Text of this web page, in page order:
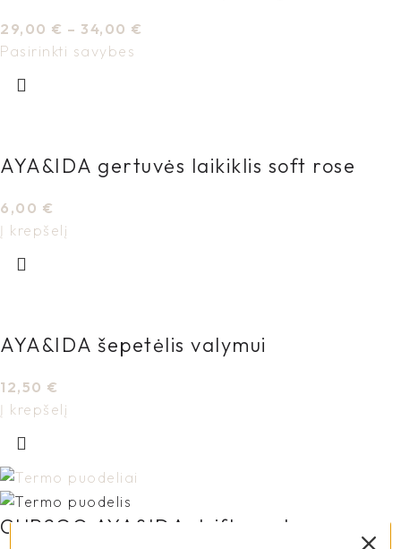
29,00 € – 34,00 €
Pasirinkti savybes
AYA&IDA gertuvės laikiklis soft rose
6,00 €
Į krepšelį
AYA&IDA šepetėlis valymui
12,50 €
Į krepšelį
CUP2GO AYA&IDA driftwood